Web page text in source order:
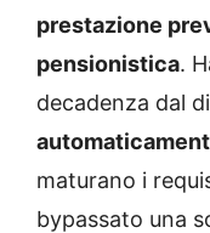
prestazione
pensionistica.
decadenza dal
maturano i
bypassato una